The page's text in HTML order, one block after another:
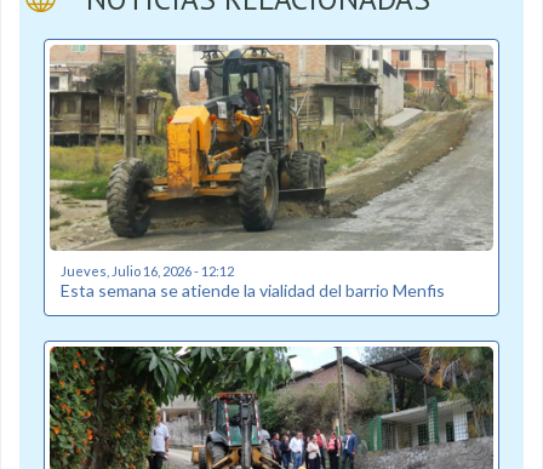
Jueves, Julio 16, 2026 - 12:12
Esta semana se atiende la vialidad del barrio Menfis